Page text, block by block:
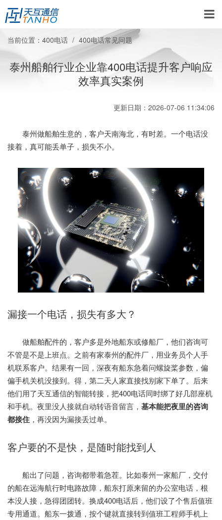
当前位置： 400电话 400电话常见问题
泰州船舶行业企业靠400电话提升客户响应
效率真实案例
更新日期：2026-07-06 11:34:06
泰州做船舶生意的，客户天南海北，有时差。一个电话没
接着，真可能丢单子，损失不小。
漏接一个电话，损失有多大？
做船舶配件的，客户多是外地船东或修船厂，他们咨询可
不管是不是上班点。之前有家泰州的配件厂，用业务员个人手
机联系客户。结果有一回，深夜有船东急着问螺旋桨参数，偏
偏手机关机没接到。得，第二天人家直接找别家下单了。后来
他们用了天互通信的智能转接，把400电话同时绑了好几部座机
和手机。夜里没人接就自动转语音留言， 基本能把夜里的咨询
都接住 ，再没因为漏接丢过单。
客户要的不是快，是随时能找到人
船出了问题，咨询都带着急茬。比如泰州一家船厂，交付
的船在远海航行时电路故障，船东打原来留的办公室电话，根
本没人接，急得团团转。换成400电话后，他们设了个售后值班
专用通道。船东一拨通，按个键就直接转到值班工程师手机上